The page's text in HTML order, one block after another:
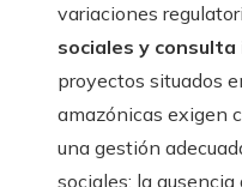
variaciones
sociales y consulta
proyectos situados
amazónicas exigen
una gestión
sociales; la